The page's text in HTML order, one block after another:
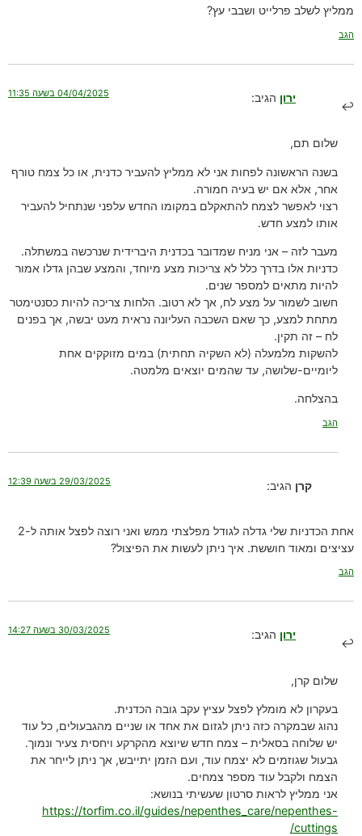
ממליץ לשלב פרלייט ושבבי עץ?
הגב
ירון הגיב: 04/04/2025 בשעה 11:35
שלום תם,
בשנה הראשונה לפחות אני לא ממליץ להעביר כדנית, או כל צמח טורף
אחר, אלא אם יש בעיה חמורה.
רצוי לאפשר לצמח להתאקלם במקומו החדש עלפני שנתחיל להעביר
אותו למצע חדש.
מעבר לזה – אני מניח שמדובר בכדנית היברידית שנרכשה במשתלה.
כדניות אלו בדרך כלל לא צריכות מצע מיוחד, והמצע שבהן גדלו אמור
להיות מתאים למספר שנים.
חשוב לשמור על מצע לח, אך לא רטוב. הלחות צריכה להיות כסנטימטר
מתחת למצע, כך שאם השכבה העליונה נראית מעט יבשה, אך בפנים
לח – זה תקין.
להשקות מלמעלה (לא השקיה תחתית) במים מזוקקים אחת
ליומיים-שלושה, עד שהמים יוצאים מלמטה.
בהצלחה.
הגב
קרן הגיב: 29/03/2025 בשעה 12:39
אחת הכדניות שלי גדלה לגודל מפלצתי ממש ואני רוצה לפצל אותה ל-2
עציצים ומאוד חוששת. איך ניתן לעשות את הפיצול?
הגב
ירון הגיב: 30/03/2025 בשעה 14:27
שלום קרן,
בעקרון לא מומלץ לפצל עציץ עקב גובה הכדנית.
נהוג שבמקרה כזה ניתן לגזום את אחד או שניים מהגבעולים, כל עוד
יש שלוחה בסאלית – צמח חדש שיוצא מהקרקע ויחסית צעיר ונמוך.
גבעול שגוזמים לא יצמח עוד, ועם הזמן יתייבש, אך ניתן לייחר את
הצמח ולקבל עוד מספר צמחים.
אני ממליץ לראות סרטון שעשיתי בנושא:
https://torfim.co.il/guides/nepenthes_care/nepenthes-
cuttings/